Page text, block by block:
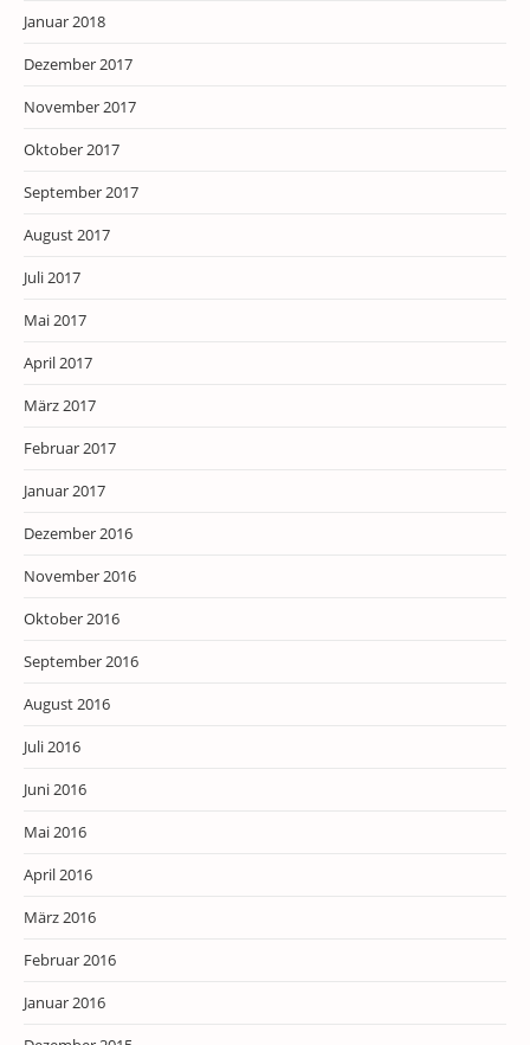
Januar 2018
Dezember 2017
November 2017
Oktober 2017
September 2017
August 2017
Juli 2017
Mai 2017
April 2017
März 2017
Februar 2017
Januar 2017
Dezember 2016
November 2016
Oktober 2016
September 2016
August 2016
Juli 2016
Juni 2016
Mai 2016
April 2016
März 2016
Februar 2016
Januar 2016